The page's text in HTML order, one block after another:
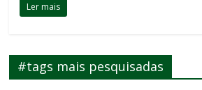
Ler mais
#tags mais pesquisadas